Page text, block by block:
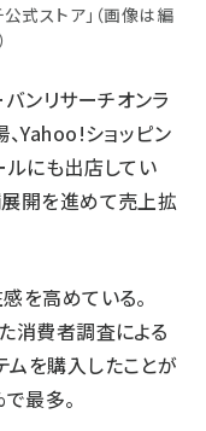
式ストア」（画像は編
バンリサーチオンラ
、Yahoo!ショッピン
ルにも出店してい
開を進めて売上拡
を高めている。
消費者調査による
ムを購入したことが
最多。